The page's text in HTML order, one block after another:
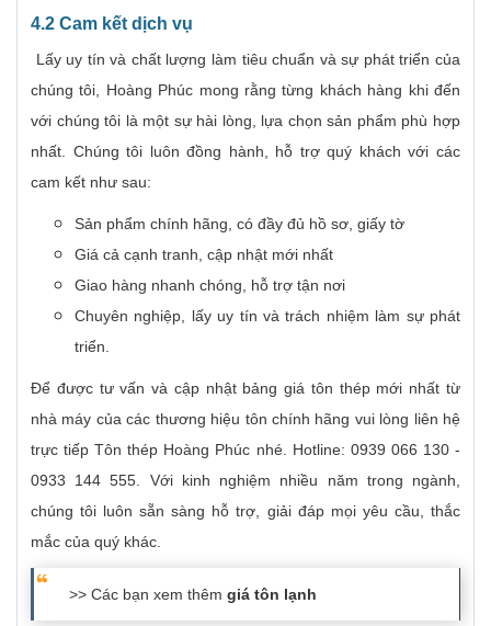
4.2 Cam kết dịch vụ
Lấy uy tín và chất lượng làm tiêu chuẩn và sự phát triển của
chúng tôi, Hoàng Phúc mong rằng từng khách hàng khi đến
với chúng tôi là một sự hài lòng, lựa chọn sản phẩm phù hợp
nhất. Chúng tôi luôn đồng hành, hỗ trợ quý khách với các
cam kết như sau:
Sản phẩm chính hãng, có đầy đủ hồ sơ, giấy tờ
Giá cả cạnh tranh, cập nhật mới nhất
Giao hàng nhanh chóng, hỗ trợ tận nơi
Chuyên nghiệp, lấy uy tín và trách nhiệm làm sự phát
triển.
Để được tư vấn và cập nhật bảng giá tôn thép mới nhất từ
nhà máy của các thương hiệu tôn chính hãng vui lòng liên hệ
trực tiếp Tôn thép Hoàng Phúc nhé. Hotline: 0939 066 130 -
0933 144 555. Với kinh nghiệm nhiều năm trong ngành,
chúng tôi luôn sẵn sàng hỗ trợ, giải đáp mọi yêu cầu, thắc
mắc của quý khác.
>> Các bạn xem thêm giá tôn lạnh